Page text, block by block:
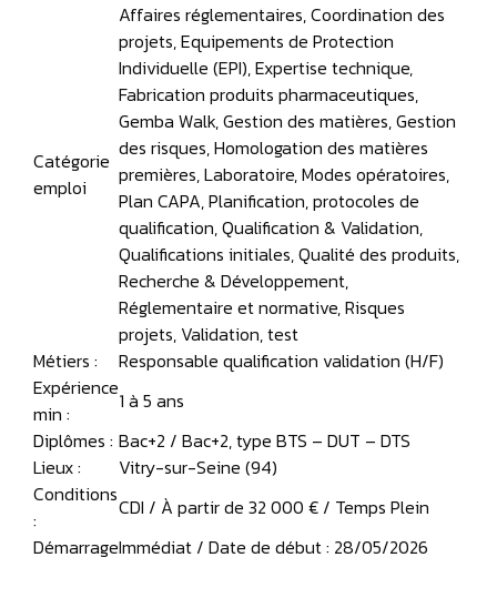
Catégorie
emploi
Affaires réglementaires, Coordination des
projets, Equipements de Protection
Individuelle (EPI), Expertise technique,
Fabrication produits pharmaceutiques,
Gemba Walk, Gestion des matières, Gestion
des risques, Homologation des matières
premières, Laboratoire, Modes opératoires,
Plan CAPA, Planification, protocoles de
qualification, Qualification & Validation,
Qualifications initiales, Qualité des produits,
Recherche & Développement,
Réglementaire et normative, Risques
projets, Validation, test
Métiers :
Responsable qualification validation (H/F)
Expérience
min :
1 à 5 ans
Diplômes : Bac+2 / Bac+2, type BTS – DUT – DTS
Lieux :
Vitry-sur-Seine (94)
Conditions
:
CDI / À partir de 32 000 € / Temps Plein
DémarrageImmédiat / Date de début : 28/05/2026